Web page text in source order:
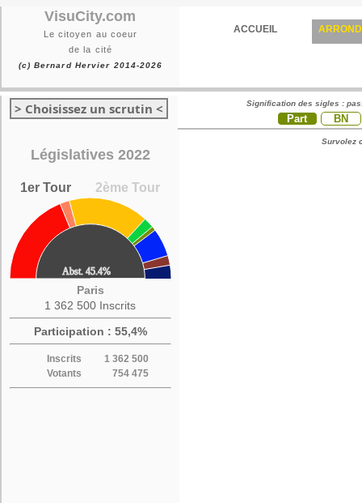
VisuCity.com
Le citoyen au coeur
de la cité
(c) Bernard Hervier 2014-2026
ACCUEIL
> Choisissez un scrutin <
Législatives 2022
1er Tour 2ème Tour
Paris
1 362 500 Inscrits
Participation : 55,4%
Inscrits
1 362 500
Votants
754 475
Signification des sigles :
Part BN
Survolez